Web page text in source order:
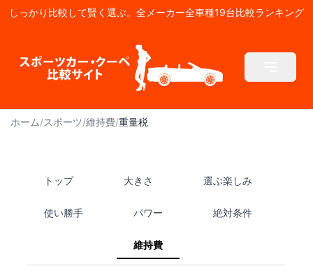
しっかり比較して賢く選ぶ。全メーカー全車種19台比較ランキング
ホーム/スポーツ/維持費/重量税
トップ 大きさ 選ぶ楽しみ
使い勝手 パワー 絶対条件
維持費